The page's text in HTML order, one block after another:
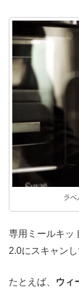
ラ
専用ミールキッ
2.0にスキャン
たとえば、 ウィ